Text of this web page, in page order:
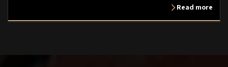
Read more